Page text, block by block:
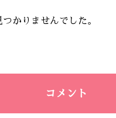
かりませんでした。
コメント